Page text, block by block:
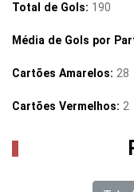
Total de Gols: 190
Média de Gols por
Cartões Amarelos: 28
Cartões Vermelhos: 2